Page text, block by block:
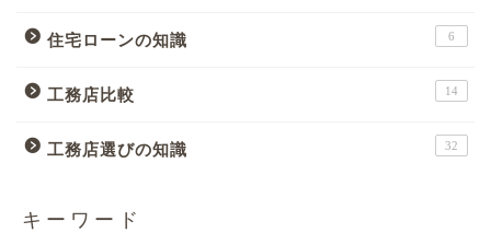
住宅ローンの知識 6
工務店比較 14
工務店選びの知識 32
キーワード